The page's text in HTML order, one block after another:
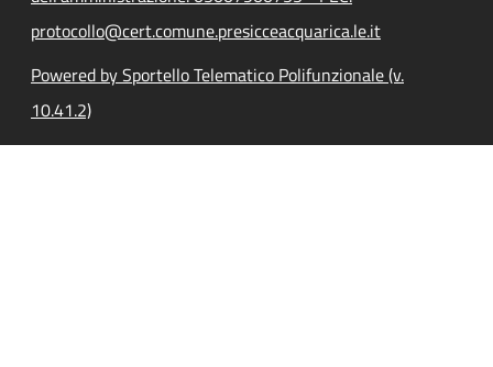
protocollo@cert.comune.presicceacquarica.le.it
Powered by Sportello Telematico Polifunzionale (v.
10.41.2)